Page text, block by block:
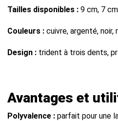
Tailles disponibles : 9 cm, 7
Couleurs : cuivre, argenté,
Design : trident à trois dents,
Avantages et
Polyvalence : parfait pour une